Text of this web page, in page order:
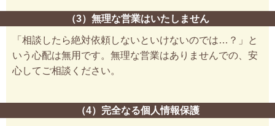
（3）無理な営業はいたしません
「相談したら絶対依頼しないといけないのでは…？」と
いう心配は無用です。無理な営業はありませんでの、安
心してご相談ください。
（4）完全なる個人情報保護